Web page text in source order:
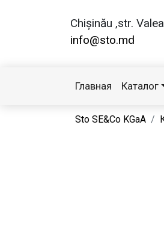
Chișinău ,str.
info@sto.md
Главная Каталог
Sto SE&Co KGaA